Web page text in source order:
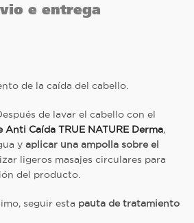
e entrega
de la caída del cabello.
de lavar el cabello con el
Caída TRUE NATURE Derma,
y aplicar una ampolla sobre el
ligeros masajes circulares para
del producto.
seguir esta pauta de tratamiento